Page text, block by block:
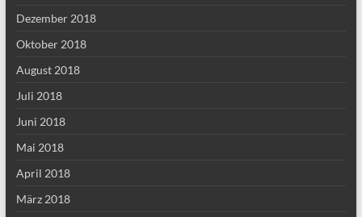
Dezember 2018
Oktober 2018
August 2018
Juli 2018
Juni 2018
Mai 2018
April 2018
März 2018